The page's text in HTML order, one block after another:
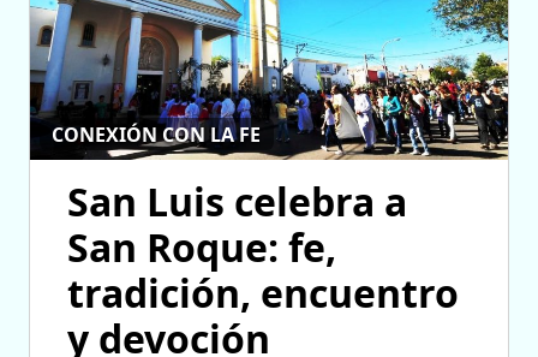
CONEXIÓN CON LA FE
San Luis celebra a
San Roque: fe,
tradición, encuentro
y devoción